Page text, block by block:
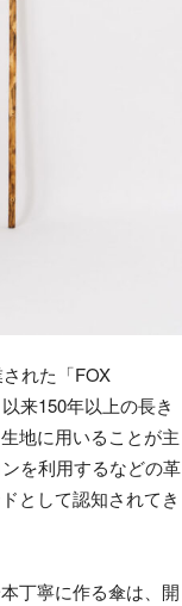
れた「FOX
来150年以上の長き
地に用いることが主
を利用するなどの革
として認知されてき
丁寧に作る傘は、開